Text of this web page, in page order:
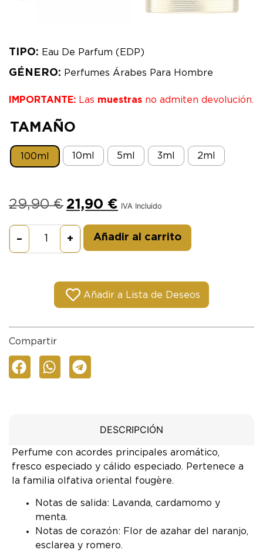
TIPO: Eau De Parfum (EDP)
GÉNERO: Perfumes Árabes Para Hombre
IMPORTANTE: Las muestras no admiten devolución.
TAMAÑO
100ml 10ml 5ml 3ml 2ml
29,90€ 21,90 € IVA Incluido
– + Añadir al carrito
Añadir a Lista de Deseos
Compartir
DESCRIPCIÓN
Perfume con acordes principales aromático,
fresco especiado y cálido especiado. Pertenece a
la familia olfativa oriental fougère.
Notas de salida: Lavanda, cardamomo y
menta.
Notas de corazón: Flor de azahar del naranjo,
esclarea y romero.